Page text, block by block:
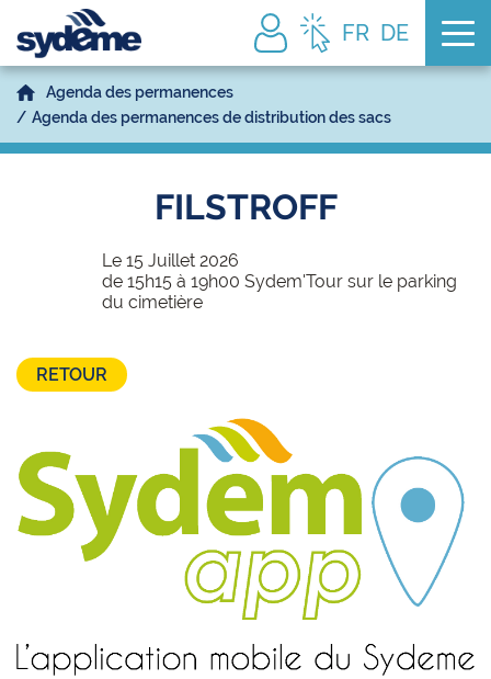
FR DE
Agenda des permanences
Agenda des permanences de distribution des sacs
FILSTROFF
Le 15 Juillet 2026
de 15h15 à 19h00 Sydem'Tour sur le parking
du cimetière
RETOUR